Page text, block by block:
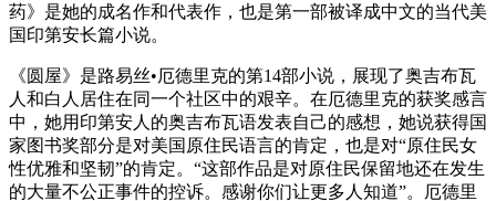
药》是她的成名作和代表作，也是第一部被译成中文的当代美
国印第安长篇小说。
《圆屋》是路易丝•厄德里克的第14部小说，展现了奥吉布瓦
人和白人居住在同一个社区中的艰辛。在厄德里克的获奖感言
中，她用印第安人的奥吉布瓦语发表自己的感想，她说获得国
家图书奖部分是对美国原住民语言的肯定，也是对“原住民女
性优雅和坚韧”的肯定。“这部作品是对原住民保留地还在发生
的大量不公正事件的控诉。感谢你们让更多人知道”。厄德里